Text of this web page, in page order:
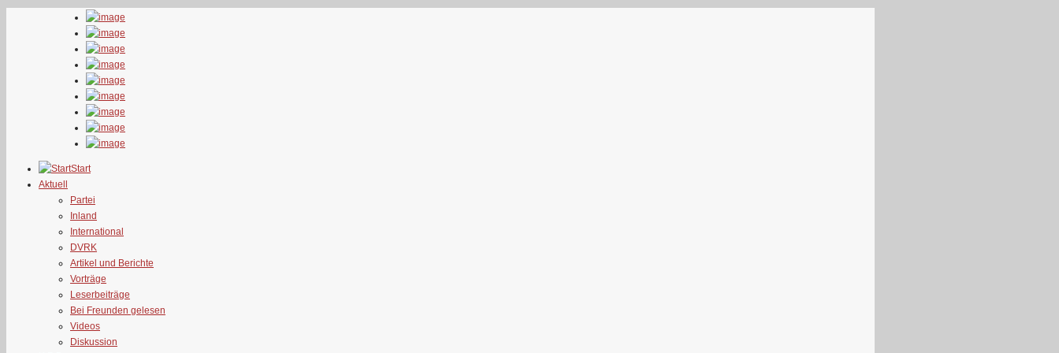
Start
Aktuell
Partei
Inland
International
DVRK
Artikel und Berichte
Vorträge
Leserbeiträge
Bei Freunden gelesen
Videos
Diskussion